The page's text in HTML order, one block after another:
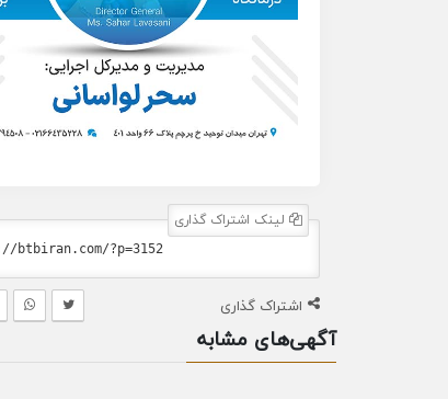
لینک اشتراک گذاری
اشتراک گذاری
آگهی‌های مشابه